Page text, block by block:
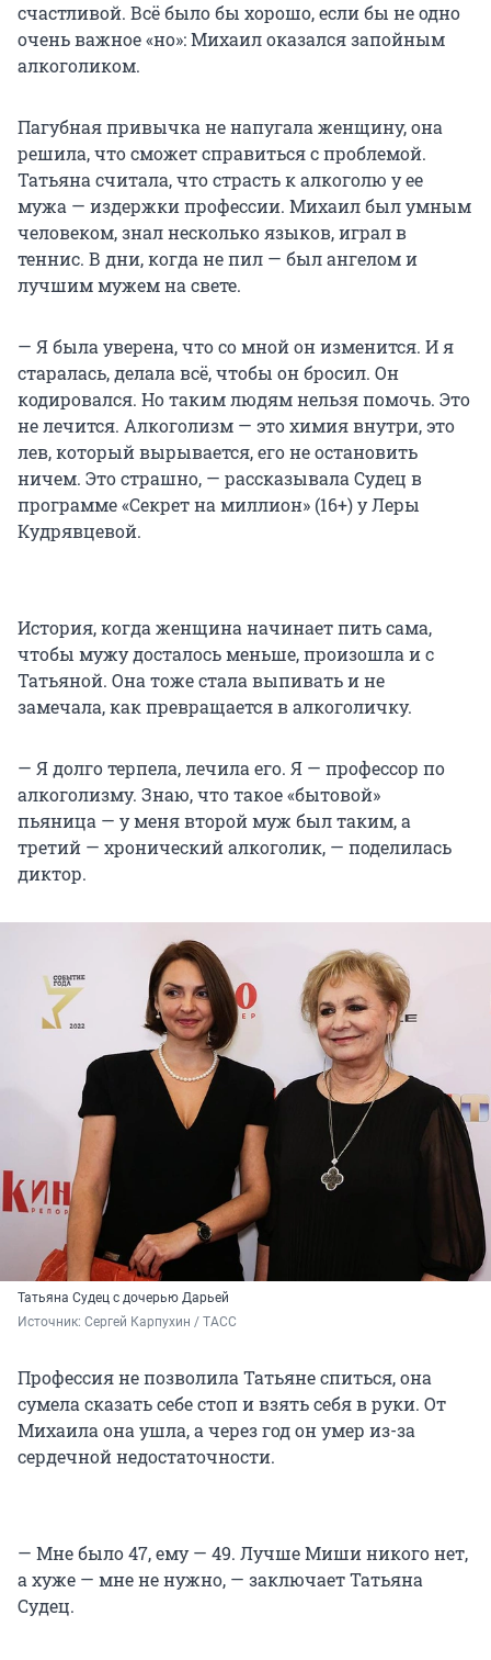
счастливой. Всё было бы хорошо, если бы не одно
очень важное «но»: Михаил оказался запойным
алкоголиком.
Пагубная привычка не напугала женщину, она
решила, что сможет справиться с проблемой.
Татьяна считала, что страсть к алкоголю у ее
мужа — издержки профессии. Михаил был умным
человеком, знал несколько языков, играл в
теннис. В дни, когда не пил — был ангелом и
лучшим мужем на свете.
— Я была уверена, что со мной он изменится. И я
старалась, делала всё, чтобы он бросил. Он
кодировался. Но таким людям нельзя помочь. Это
не лечится. Алкоголизм — это химия внутри, это
лев, который вырывается, его не остановить
ничем. Это страшно, — рассказывала Судец в
программе «Секрет на миллион» (16+) у Леры
Кудрявцевой.
История, когда женщина начинает пить сама,
чтобы мужу досталось меньше, произошла и с
Татьяной. Она тоже стала выпивать и не
замечала, как превращается в алкоголичку.
— Я долго терпела, лечила его. Я — профессор по
алкоголизму. Знаю, что такое «бытовой»
пьяница — у меня второй муж был таким, а
третий — хронический алкоголик, — поделилась
диктор.
Татьяна Судец с дочерью Дарьей
Источник: Сергей Карпухин / ТАСС
Профессия не позволила Татьяне спиться, она
сумела сказать себе стоп и взять себя в руки. От
Михаила она ушла, а через год он умер из-за
сердечной недостаточности.
— Мне было 47, ему — 49. Лучше Миши никого нет,
а хуже — мне не нужно, — заключает Татьяна
Судец.